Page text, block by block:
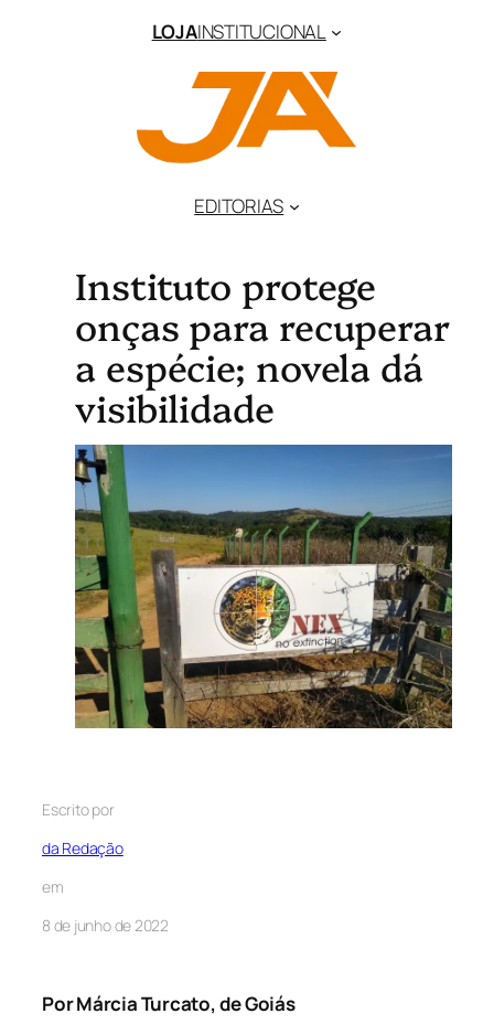
LOJAINSTITUCIONAL
EDITORIAS
Instituto protege
onças para recuperar
a espécie; novela dá
visibilidade
Escrito por
da Redação
em
8 de junho de 2022
Por Márcia Turcato, de Goiás